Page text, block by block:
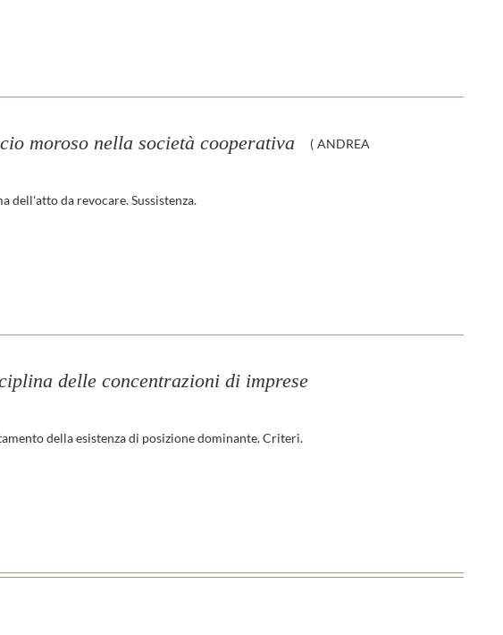
moroso nella società cooperativa ( ANDREA
dell'atto da revocare. Sussistenza.
delle concentrazioni di imprese
della esistenza di posizione dominante. Criteri.